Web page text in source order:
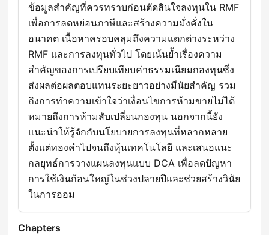
ข้อมูลสำคัญที่ควรทราบก่อนตัดสินใจลงทุนใน RMF
เพื่อการลดหย่อนภาษีและสร้างความมั่งคั่งใน
อนาคต เนื้อหาครอบคลุมถึงความแตกต่างระหว่าง
RMF และการลงทุนทั่วไป โดยเน้นย้ำเรื่องความ
สำคัญของการเปรียบเทียบค่าธรรมเนียมกองทุนซึ่ง
ส่งผลต่อผลตอบแทนระยะยาวอย่างมีนัยสำคัญ รวม
ถึงการทำความเข้าใจว่าเงื่อนไขการห้ามขายไม่ได้
หมายถึงการห้ามสับเปลี่ยนกองทุน นอกจากนี้ยัง
แนะนำให้รู้จักกับนโยบายการลงทุนที่หลากหลาย
ตั้งแต่ทองคำไปจนถึงหุ้นเทคโนโลยี และเสนอแนะ
กลยุทธ์การวางแผนลงทุนแบบ DCA เพื่อลดปัญหา
การใช้เงินก้อนใหญ่ในช่วงปลายปีและช่วยสร้างวินัย
ในการออม
Chapters